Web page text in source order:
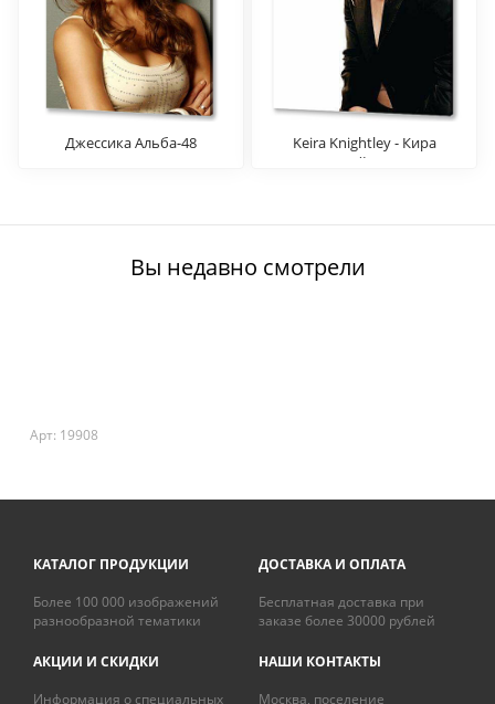
Джессика Альба-48
Keira Knightley - Кира
Найтли
Вы недавно смотрели
Арт: 19908
КАТАЛОГ ПРОДУКЦИИ
Более 100 000 изображений
разнообразной тематики
ДОСТАВКА И ОПЛАТА
Бесплатная доставка при
заказе более 30000 рублей
АКЦИИ И СКИДКИ
Информация о специальных
НАШИ КОНТАКТЫ
Москва, поселение